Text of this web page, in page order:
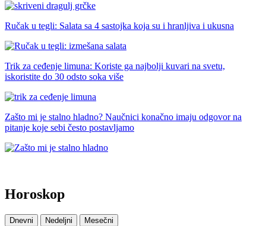
Ručak u tegli: Salata sa 4 sastojka koja su i hranljiva i ukusna
Trik za ceđenje limuna: Koriste ga najbolji kuvari na svetu,
iskoristite do 30 odsto soka više
Zašto mi je stalno hladno? Naučnici konačno imaju odgovor na
pitanje koje sebi često postavljamo
Horoskop
Dnevni Nedeljni Mesečni